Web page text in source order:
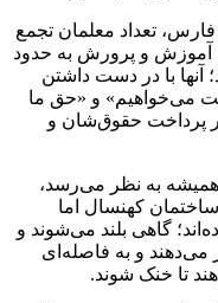
تعداد معلمان تجمع
آموزش و پرورش به حدود
آنها با در دست داشتن
می‌خواهیم» و «حق ما
پرداخت حقوق‌شان و
همیشه به نظر می‌رسد،
کهنسال اما
گاهی بلند می‌شوند و
می‌دهند و به فاصله‌ای
تا خنک شوند.